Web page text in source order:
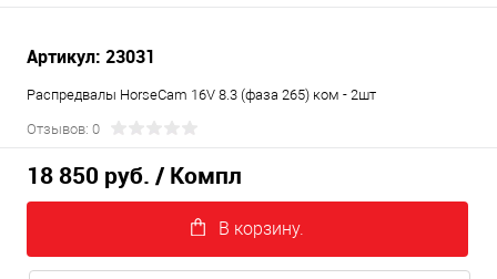
Артикул: 23031
Распредвалы HorseCam 16V 8.3 (фаза 265) ком - 2шт
Отзывов: 0
18 850 руб. / Компл
В корзину.